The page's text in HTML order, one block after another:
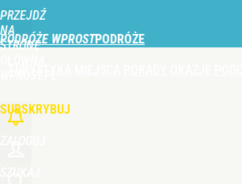
PRZEJDŹ
NA
STRONĘ
PODRÓŻE WPROST
SUBSKRYBUJ